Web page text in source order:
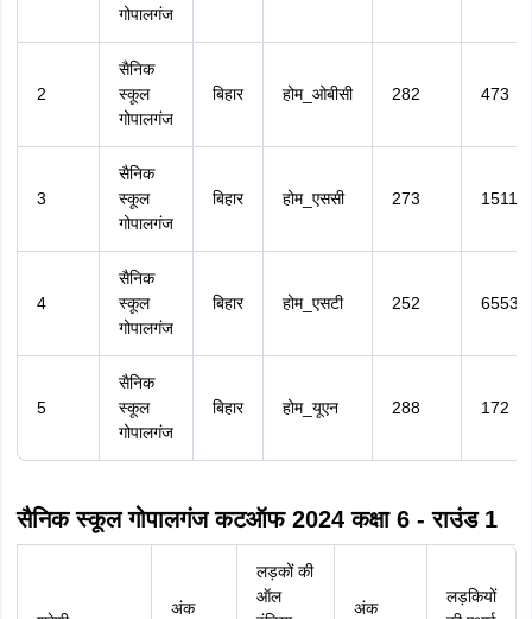
गोपालगंज
2
सैनिक
स्कूल
गोपालगंज
बिहार होम_ओबीसी 282 473
3
सैनिक
स्कूल
गोपालगंज
बिहार होम_एससी 273 1511
4
सैनिक
स्कूल
गोपालगंज
बिहार होम_एसटी 252 6553
5
सैनिक
स्कूल
गोपालगंज
बिहार होम_यूएन 288 172
सैनिक स्कूल गोपालगंज कटऑफ 2024 कक्षा 6 - राउंड 1
अंक
लड़कों की
ऑल
अंक
लड़कियों